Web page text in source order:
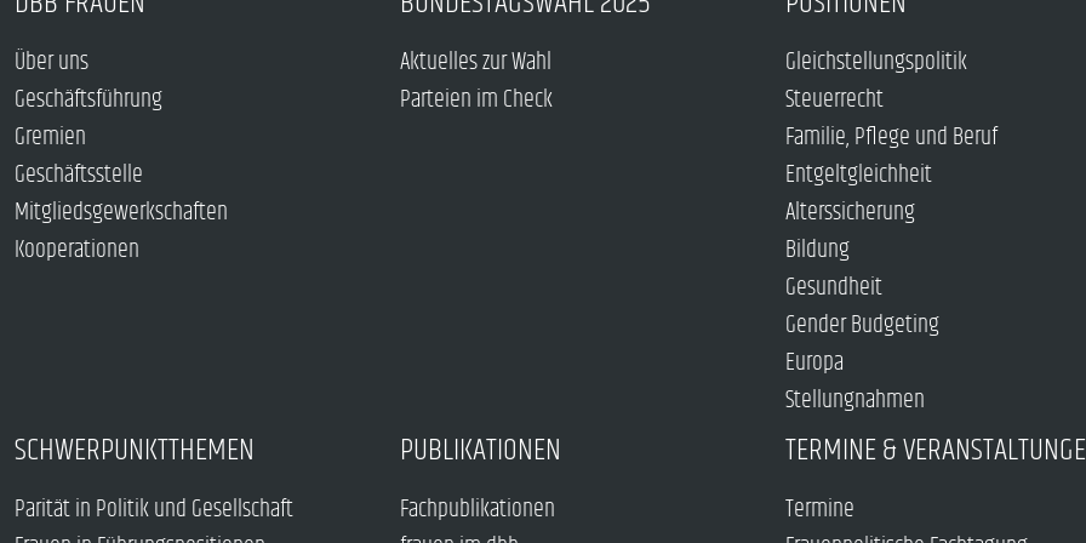
Über uns
Geschäftsführung
Gremien
Geschäftsstelle
Mitgliedsgewerkschaften
Kooperationen
Aktuelles zur Wahl
Parteien im Check
Gleichstellungspolitik
Steuerrecht
Familie, Pflege und Beruf
Entgeltgleichheit
Alterssicherung
Bildung
Gesundheit
Gender Budgeting
Europa
Stellungnahmen
SCHWERPUNKTTHEMEN
Parität in Politik und Gesellschaft
PUBLIKATIONEN
Fachpublikationen
TERMINE &
Termine